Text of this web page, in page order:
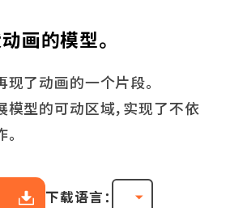
画的模型。
了动画的一个片段。
型的可动区域，实现了不依
下载语言：